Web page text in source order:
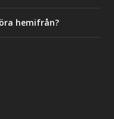
hemifrån?